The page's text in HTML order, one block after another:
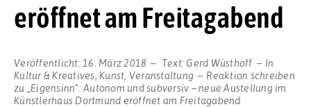
eröffnet am Freitagabend
Veröffentlicht: 16. März 2018 Text:Gerd Wüsthoff
In
Kultur & Kreatives, Kunst, Veranstaltung
Reaktion schreiben
zu „Eigensinn“: Autonom und subversiv – neue Austellung im
Künstlerhaus Dortmund eröffnet am Freitagabend